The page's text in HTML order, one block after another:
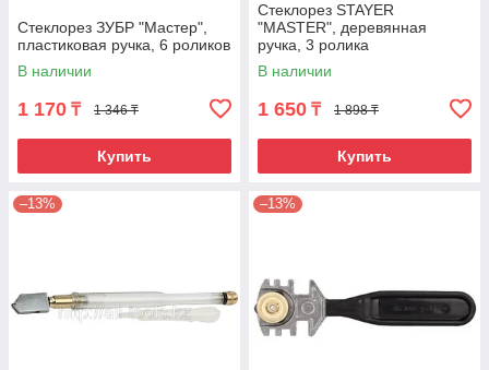
Стеклорез ЗУБР "Мастер",
пластиковая ручка, 6 роликов
В наличии
1 170 ₸ 1 346 ₸
Купить
Стеклорез STAYER
"MASTER", деревянная
ручка, 3 ролика
В наличии
1 650 ₸ 1 898 ₸
Купить
–13% –13%